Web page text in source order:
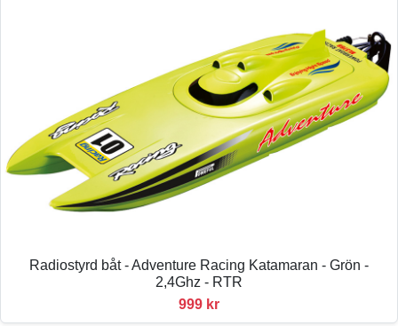
Radiostyrd båt - Adventure Racing Katamaran - Grön -
2,4Ghz - RTR
999 kr